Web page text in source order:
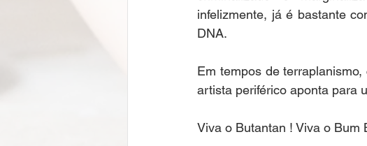
infelizmente, já é bastante
DNA.
Em tempos de
artista periférico aponta para
Viva o Butantan ! Viva o Bum